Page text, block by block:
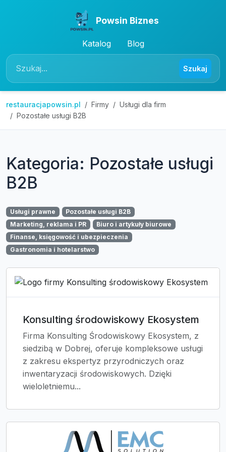
Powsin Biznes
Katalog Blog
Szukaj
restauracjapowsin.pl Firmy
Usługi dla firm
Pozostałe usługi B2B
Kategoria: Pozostałe usługi
B2B
Usługi prawne
Pozostałe usługi B2B
Marketing, reklama i PR
Biuro i artykuły biurowe
Finanse, księgowość i ubezpieczenia
Gastronomia i hotelarstwo
Konsulting środowiskowy Ekosystem
Firma Konsulting Środowiskowy Ekosystem, z
siedzibą w Dobrej, oferuje kompleksowe usługi
z zakresu ekspertyz przyrodniczych oraz
inwentaryzacji środowiskowych. Dzięki
wieloletniemu...